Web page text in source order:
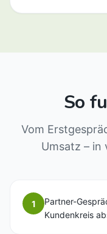
So
Vom
Umsatz – in
1
Partner-
Kundenkreis